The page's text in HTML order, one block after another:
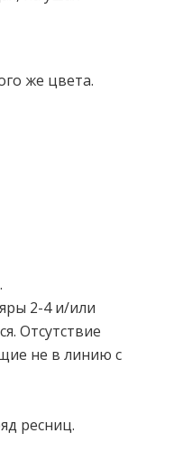
же цвета.
2-4 и/или
Отсутствие
не в линию с
ресниц.